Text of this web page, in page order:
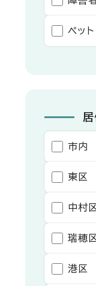
ペット
市内
東区
中村区
瑞穂区
港区